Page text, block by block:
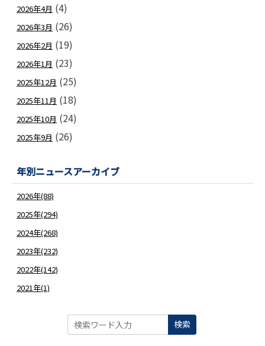
2026年4月 (4)
2026年3月 (26)
2026年2月 (19)
2026年1月 (23)
2025年12月 (25)
2025年11月 (18)
2025年10月 (24)
2025年9月 (26)
年別ニュースアーカイブ
2026年(88)
2025年(294)
2024年(268)
2023年(232)
2022年(142)
2021年(1)
検索